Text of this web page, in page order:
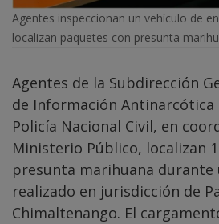
Agentes inspeccionan un vehículo de
localizan paquetes con presunta
Agentes de la Subdirección
de Información Antinarcótica
Policía Nacional Civil, en
Ministerio Público, localizan
presunta marihuana durante
realizado en jurisdicción de
Chimaltenango. El